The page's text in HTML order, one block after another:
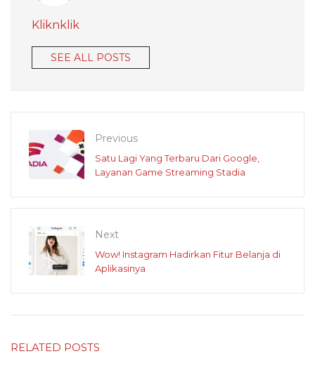
Kliknklik
SEE ALL POSTS
Previous
Satu Lagi Yang Terbaru Dari Google,
Layanan Game Streaming Stadia
Next
Wow! Instagram Hadirkan Fitur Belanja di
Aplikasinya
RELATED POSTS